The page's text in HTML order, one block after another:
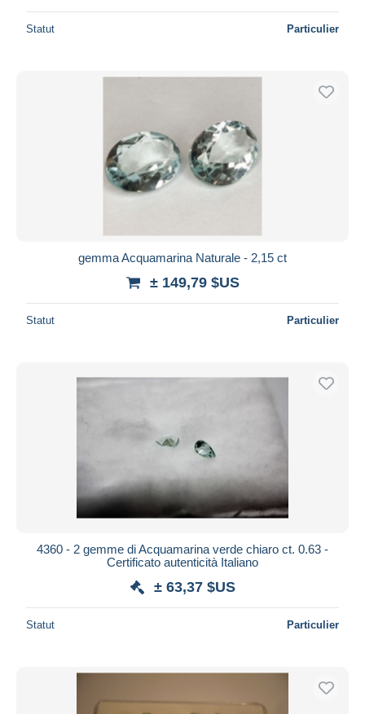
Statut Particulier
gemma Acquamarina Naturale - 2,15 ct
± 149,79 $US
Statut Particulier
4360 - 2 gemme di Acquamarina verde chiaro ct. 0.63 -
Certificato autenticità Italiano
± 63,37 $US
Statut Particulier